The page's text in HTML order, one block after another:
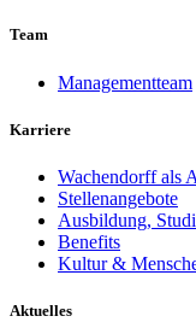
Team
Managementteam
Karriere
Wachendorff als
Stellenangebote
Ausbildung,
Benefits
Kultur &
Aktuelles